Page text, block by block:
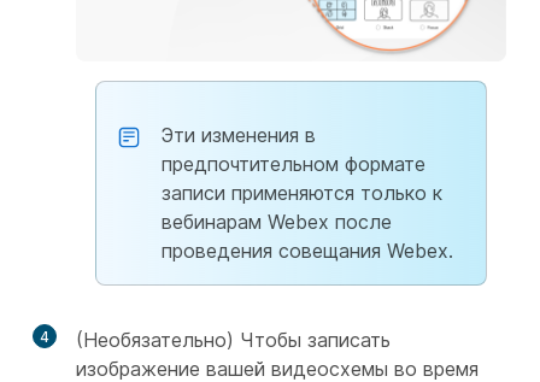
Эти изменения в
предпочтительном формате
записи применяются только к
вебинарам Webex после
проведения совещания Webex.
4
(Необязательно) Чтобы записать
изображение вашей видеосхемы во время